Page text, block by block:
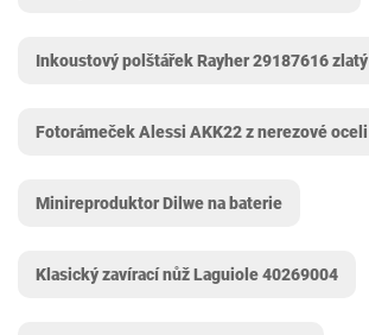
Inkoustový polštářek Rayher 29187616 zlatý
Fotorámeček Alessi AKK22 z nerezové oceli
Minireproduktor Dilwe na baterie
Klasický zavírací nůž Laguiole 40269004